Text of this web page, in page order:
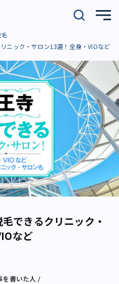
ニック・サロン13選！全身・VIOなど
できるクリニック・
など
を書いた人 /